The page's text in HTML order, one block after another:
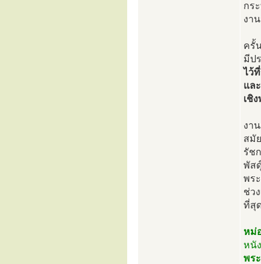
กร
งา
ครั้
มีป
ไว้
แล
เชิ
งา
สมั
รัช
พัส
พร
ช่ว
ที่สุ
หม่
หนั
พร